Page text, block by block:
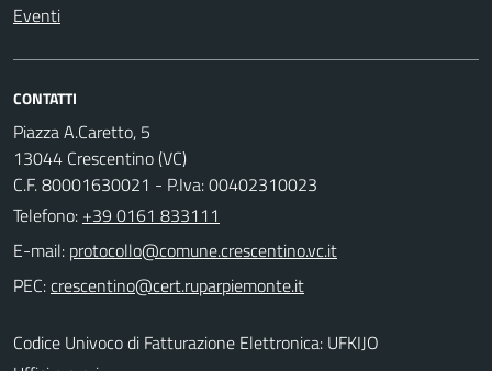
Eventi
CONTATTI
Piazza A.Caretto, 5
13044 Crescentino (VC)
C.F. 80001630021 - P.Iva: 00402310023
Telefono: +39 0161 833111
E-mail:
PEC:
Codice Univoco di Fatturazione Elettronica: UFKIJO